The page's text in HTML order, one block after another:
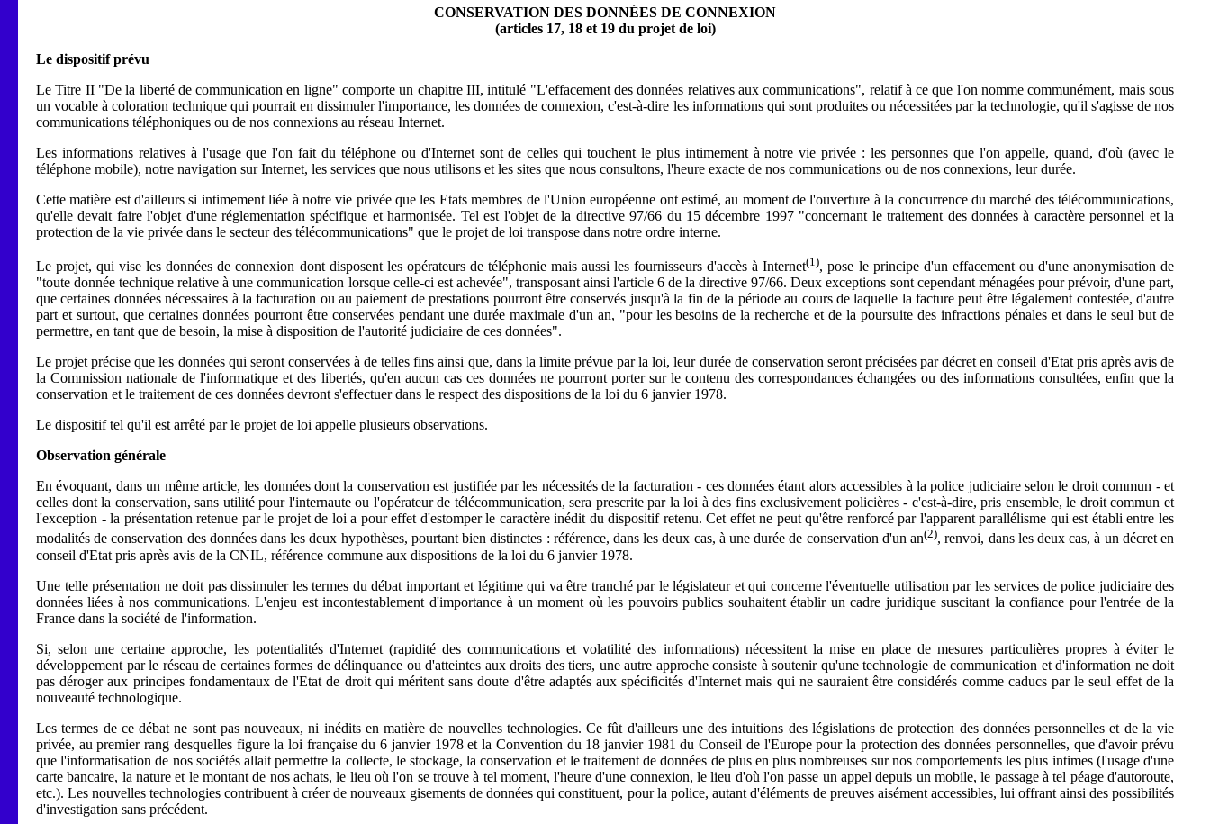
CONSERVATION DES DONNÉES DE CONNEXION
(articles 17, 18 et 19 du projet de loi)
Le dispositif prévu
Le Titre II "De la liberté de communication en ligne" comporte un chapitre III, intitulé "L'effacement des données relatives aux communications", relatif à ce que l'on nomme communément, mais sous
un vocable à coloration technique qui pourrait en dissimuler l'importance, les données de connexion, c'est-à-dire les informations qui sont produites ou nécessitées par la technologie, qu'il s'agisse de nos
communications téléphoniques ou de nos connexions au réseau Internet.
Les informations relatives à l'usage que l'on fait du téléphone ou d'Internet sont de celles qui touchent le plus intimement à notre vie privée : les personnes que l'on appelle, quand, d'où (avec le
téléphone mobile), notre navigation sur Internet, les services que nous utilisons et les sites que nous consultons, l'heure exacte de nos communications ou de nos connexions, leur durée.
Cette matière est d'ailleurs si intimement liée à notre vie privée que les Etats membres de l'Union européenne ont estimé, au moment de l'ouverture à la concurrence du marché des télécommunications,
qu'elle devait faire l'objet d'une réglementation spécifique et harmonisée. Tel est l'objet de la directive 97/66 du 15 décembre 1997 "concernant le traitement des données à caractère personnel et la
protection de la vie privée dans le secteur des télécommunications" que le projet de loi transpose dans notre ordre interne.
Le projet, qui vise les données de connexion dont disposent les opérateurs de téléphonie mais aussi les fournisseurs d'accès à Internet(1), pose le principe d'un effacement ou d'une anonymisation de
"toute donnée technique relative à une communication lorsque celle-ci est achevée", transposant ainsi l'article 6 de la directive 97/66. Deux exceptions sont cependant ménagées pour prévoir, d'une part,
que certaines données nécessaires à la facturation ou au paiement de prestations pourront être conservés jusqu'à la fin de la période au cours de laquelle la facture peut être légalement contestée, d'autre
part et surtout, que certaines données pourront être conservées pendant une durée maximale d'un an, "pour les besoins de la recherche et de la poursuite des infractions pénales et dans le seul but de
permettre, en tant que de besoin, la mise à disposition de l'autorité judiciaire de ces données".
Le projet précise que les données qui seront conservées à de telles fins ainsi que, dans la limite prévue par la loi, leur durée de conservation seront précisées par décret en conseil d'Etat pris après avis de
la Commission nationale de l'informatique et des libertés, qu'en aucun cas ces données ne pourront porter sur le contenu des correspondances échangées ou des informations consultées, enfin que la
conservation et le traitement de ces données devront s'effectuer dans le respect des dispositions de la loi du 6 janvier 1978.
Le dispositif tel qu'il est arrêté par le projet de loi appelle plusieurs observations.
Observation générale
En évoquant, dans un même article, les données dont la conservation est justifiée par les nécessités de la facturation - ces données étant alors accessibles à la police judiciaire selon le droit commun - et
celles dont la conservation, sans utilité pour l'internaute ou l'opérateur de télécommunication, sera prescrite par la loi à des fins exclusivement policières - c'est-à-dire, pris ensemble, le droit commun et
l'exception - la présentation retenue par le projet de loi a pour effet d'estomper le caractère inédit du dispositif retenu. Cet effet ne peut qu'être renforcé par l'apparent parallélisme qui est établi entre les
modalités de conservation des données dans les deux hypothèses, pourtant bien distinctes : référence, dans les deux cas, à une durée de conservation d'un an(2), renvoi, dans les deux cas, à un décret en
conseil d'Etat pris après avis de la CNIL, référence commune aux dispositions de la loi du 6 janvier 1978.
Une telle présentation ne doit pas dissimuler les termes du débat important et légitime qui va être tranché par le législateur et qui concerne l'éventuelle utilisation par les services de police judiciaire des
données liées à nos communications. L'enjeu est incontestablement d'importance à un moment où les pouvoirs publics souhaitent établir un cadre juridique suscitant la confiance pour l'entrée de la
France dans la société de l'information.
Si, selon une certaine approche, les potentialités d'Internet (rapidité des communications et volatilité des informations) nécessitent la mise en place de mesures particulières propres à éviter le
développement par le réseau de certaines formes de délinquance ou d'atteintes aux droits des tiers, une autre approche consiste à soutenir qu'une technologie de communication et d'information ne doit
pas déroger aux principes fondamentaux de l'Etat de droit qui méritent sans doute d'être adaptés aux spécificités d'Internet mais qui ne sauraient être considérés comme caducs par le seul effet de la
nouveauté technologique.
Les termes de ce débat ne sont pas nouveaux, ni inédits en matière de nouvelles technologies. Ce fût d'ailleurs une des intuitions des législations de protection des données personnelles et de la vie
privée, au premier rang desquelles figure la loi française du 6 janvier 1978 et la Convention du 18 janvier 1981 du Conseil de l'Europe pour la protection des données personnelles, que d'avoir prévu
que l'informatisation de nos sociétés allait permettre la collecte, le stockage, la conservation et le traitement de données de plus en plus nombreuses sur nos comportements les plus intimes (l'usage d'une
carte bancaire, la nature et le montant de nos achats, le lieu où l'on se trouve à tel moment, l'heure d'une connexion, le lieu d'où l'on passe un appel depuis un mobile, le passage à tel péage d'autoroute,
etc.). Les nouvelles technologies contribuent à créer de nouveaux gisements de données qui constituent, pour la police, autant d'éléments de preuves aisément accessibles, lui offrant ainsi des possibilités
d'investigation sans précédent.